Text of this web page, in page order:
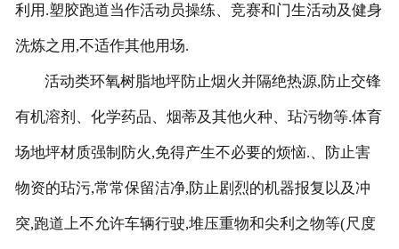
利用.塑胶跑道当作活动员操练、竞赛和门生活动及健身
洗炼之用,不适作其他用场.
活动类环氧树脂地坪防止烟火并隔绝热源,防止交锋
有机溶剂、化学药品、烟蒂及其他火种、玷污物等.体育
场地坪材质强制防火,免得产生不必要的烦恼.、防止害
物资的玷污,常常保留洁净,防止剧烈的机器报复以及冲
突,跑道上不允许车辆行驶,堆压重物和尖利之物等(尺度